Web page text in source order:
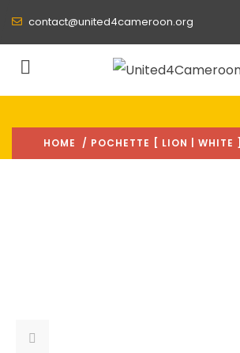
contact@united4cameroon.org
HOME / POCHETTE [ LION | WHITE ]